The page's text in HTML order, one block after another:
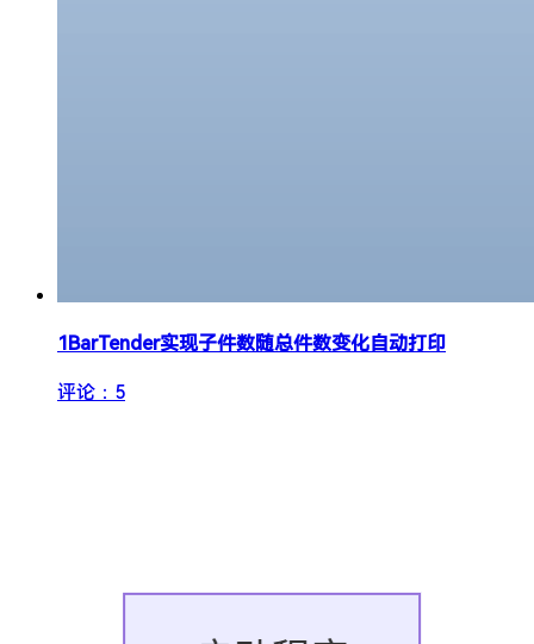
1 BarTender实现子件数随总件数变化自动打印
评论：5